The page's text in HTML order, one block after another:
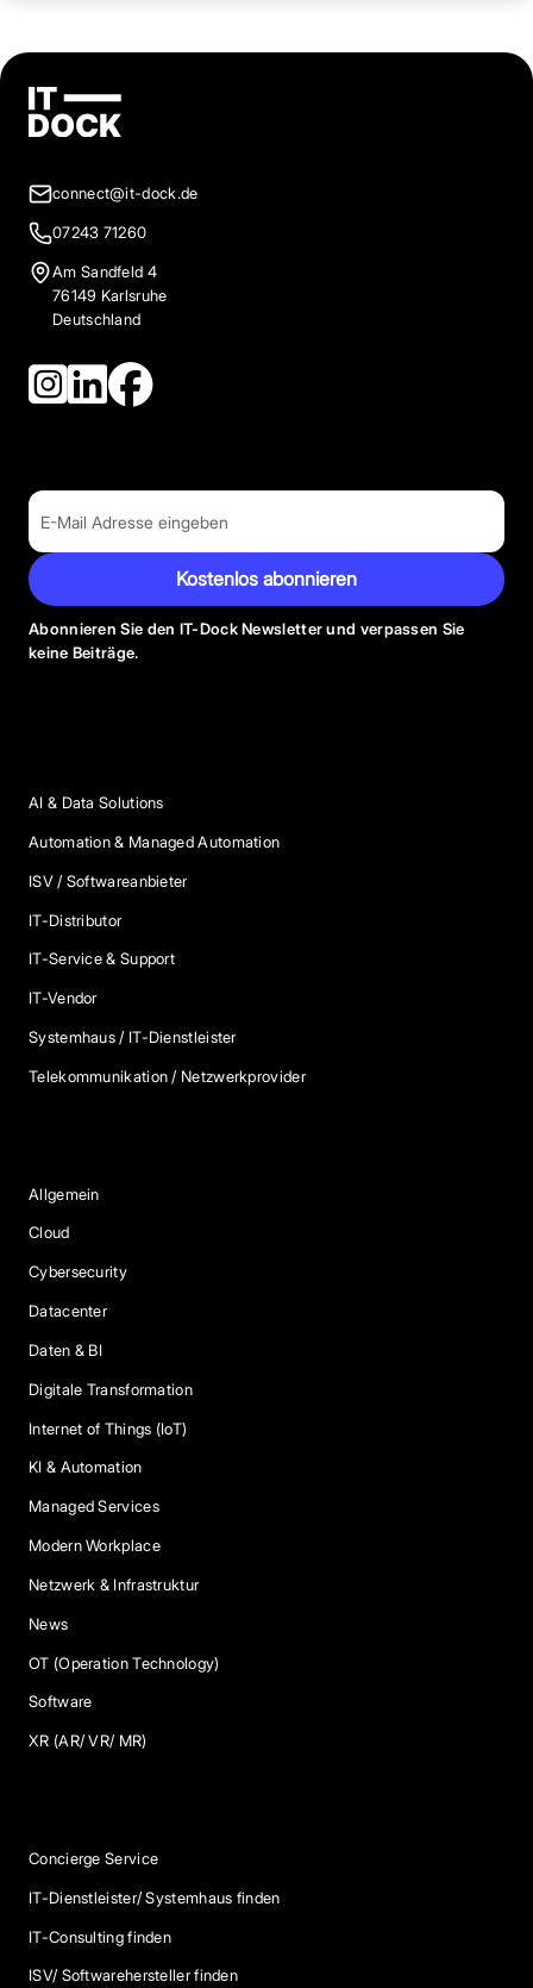
connect@it-dock.de
07243 71260
Am Sandfeld 4
76149 Karlsruhe
Deutschland
Kostenlos abonnieren
Abonnieren Sie den IT-Dock Newsletter und verpassen Sie
keine Beiträge.
AI & Data Solutions
Automation & Managed Automation
ISV / Softwareanbieter
IT-Distributor
IT-Service & Support
IT-Vendor
Systemhaus / IT-Dienstleister
Telekommunikation / Netzwerkprovider
Allgemein
Cloud
Cybersecurity
Datacenter
Daten & BI
Digitale Transformation
Internet of Things (IoT)
KI & Automation
Managed Services
Modern Workplace
Netzwerk & Infrastruktur
News
OT (Operation Technology)
Software
XR (AR/ VR/ MR)
Concierge Service
IT-Dienstleister/ Systemhaus finden
IT-Consulting finden
ISV/ Softwarehersteller finden